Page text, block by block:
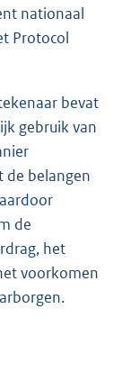
nationaal
Protocol
bevat
gebruik van
de belangen
de
het
voorkomen